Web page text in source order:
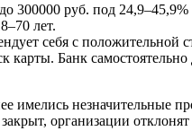
300000 руб. под
лет.
себя с положительной
Банк самостоятельно
имелись незначительные
организации отклонят